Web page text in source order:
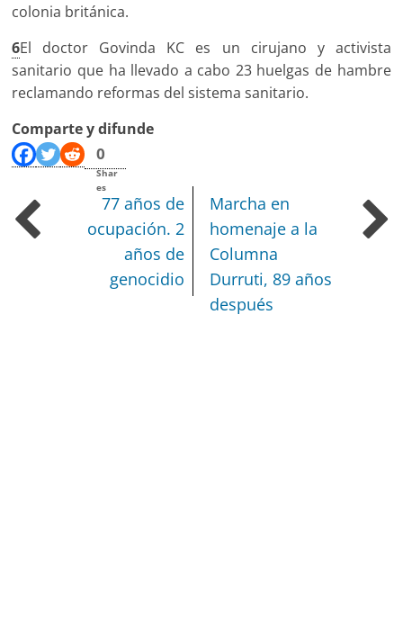
colonia británica.
6El doctor Govinda KC es un cirujano y activista
sanitario que ha llevado a cabo 23 huelgas de hambre
reclamando reformas del sistema sanitario.
Comparte y difunde
0
Shar
es
77 años de
ocupación. 2
años de
genocidio
Marcha en
homenaje a la
Columna
Durruti, 89 años
después